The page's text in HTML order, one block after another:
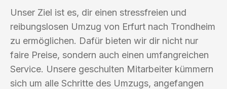
Unser Ziel ist es, dir einen stressfreien und
reibungslosen Umzug von Erfurt nach Trondheim
zu ermöglichen. Dafür bieten wir dir nicht nur
faire Preise, sondern auch einen umfangreichen
Service. Unsere geschulten Mitarbeiter kümmern
sich um alle Schritte des Umzugs, angefangen